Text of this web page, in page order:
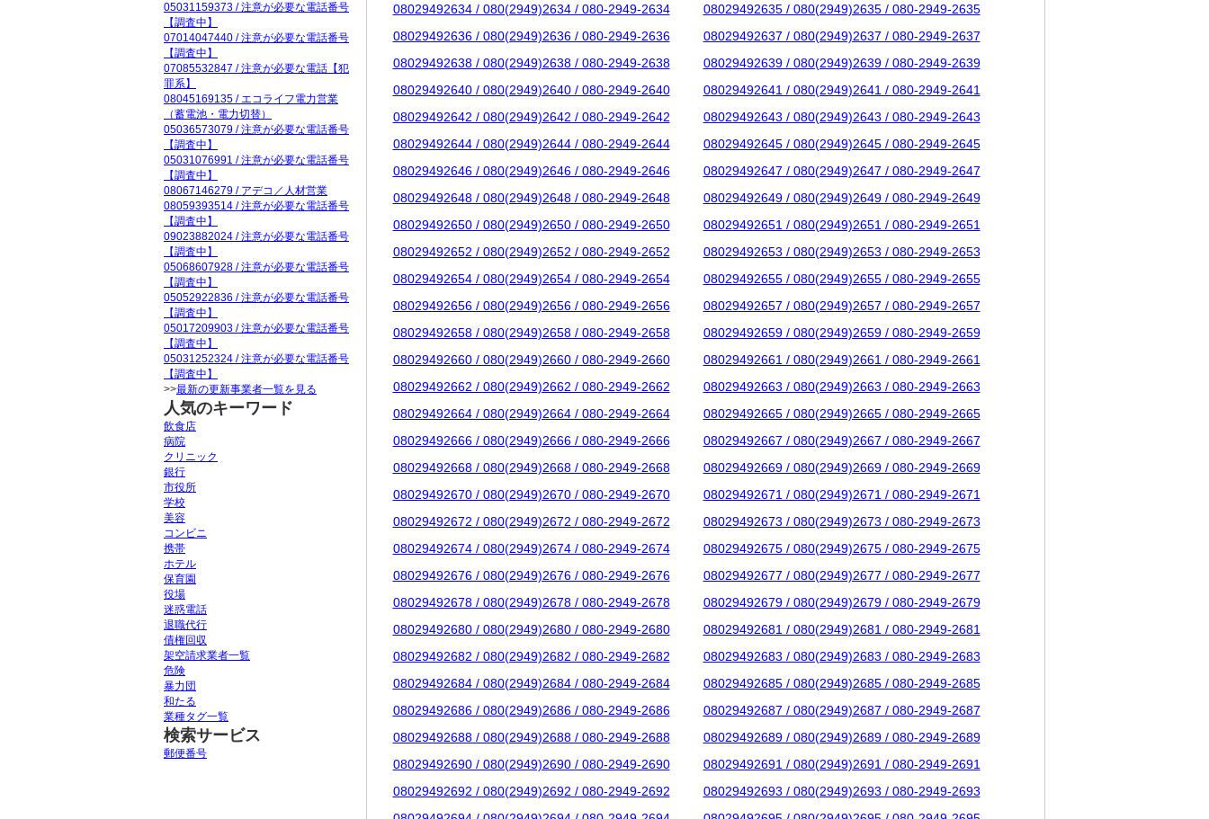
08029492634 / 080(2949)2634 / 080-2949-2634
08029492635 / 080(2949)2635 / 080-2949-2635
08029492636 / 080(2949)2636 / 080-2949-2636
08029492637 / 080(2949)2637 / 080-2949-2637
08029492638 / 080(2949)2638 / 080-2949-2638
08029492639 / 080(2949)2639 / 080-2949-2639
08029492640 / 080(2949)2640 / 080-2949-2640
08029492641 / 080(2949)2641 / 080-2949-2641
08029492642 / 080(2949)2642 / 080-2949-2642
08029492643 / 080(2949)2643 / 080-2949-2643
08029492644 / 080(2949)2644 / 080-2949-2644
08029492645 / 080(2949)2645 / 080-2949-2645
08029492646 / 080(2949)2646 / 080-2949-2646
08029492647 / 080(2949)2647 / 080-2949-2647
08029492648 / 080(2949)2648 / 080-2949-2648
08029492649 / 080(2949)2649 / 080-2949-2649
08029492650 / 080(2949)2650 / 080-2949-2650
08029492651 / 080(2949)2651 / 080-2949-2651
08029492652 / 080(2949)2652 / 080-2949-2652
08029492653 / 080(2949)2653 / 080-2949-2653
08029492654 / 080(2949)2654 / 080-2949-2654
08029492655 / 080(2949)2655 / 080-2949-2655
08029492656 / 080(2949)2656 / 080-2949-2656
08029492657 / 080(2949)2657 / 080-2949-2657
08029492658 / 080(2949)2658 / 080-2949-2658
08029492659 / 080(2949)2659 / 080-2949-2659
08029492660 / 080(2949)2660 / 080-2949-2660
08029492661 / 080(2949)2661 / 080-2949-2661
08029492662 / 080(2949)2662 / 080-2949-2662
08029492663 / 080(2949)2663 / 080-2949-2663
08029492664 / 080(2949)2664 / 080-2949-2664
08029492665 / 080(2949)2665 / 080-2949-2665
08029492666 / 080(2949)2666 / 080-2949-2666
08029492667 / 080(2949)2667 / 080-2949-2667
08029492668 / 080(2949)2668 / 080-2949-2668
08029492669 / 080(2949)2669 / 080-2949-2669
08029492670 / 080(2949)2670 / 080-2949-2670
08029492671 / 080(2949)2671 / 080-2949-2671
08029492672 / 080(2949)2672 / 080-2949-2672
08029492673 / 080(2949)2673 / 080-2949-2673
08029492674 / 080(2949)2674 / 080-2949-2674
08029492675 / 080(2949)2675 / 080-2949-2675
08029492676 / 080(2949)2676 / 080-2949-2676
08029492677 / 080(2949)2677 / 080-2949-2677
08029492678 / 080(2949)2678 / 080-2949-2678
08029492679 / 080(2949)2679 / 080-2949-2679
08029492680 / 080(2949)2680 / 080-2949-2680
08029492681 / 080(2949)2681 / 080-2949-2681
08029492682 / 080(2949)2682 / 080-2949-2682
08029492683 / 080(2949)2683 / 080-2949-2683
08029492684 / 080(2949)2684 / 080-2949-2684
08029492685 / 080(2949)2685 / 080-2949-2685
08029492686 / 080(2949)2686 / 080-2949-2686
08029492687 / 080(2949)2687 / 080-2949-2687
08029492688 / 080(2949)2688 / 080-2949-2688
08029492689 / 080(2949)2689 / 080-2949-2689
08029492690 / 080(2949)2690 / 080-2949-2690
08029492691 / 080(2949)2691 / 080-2949-2691
08029492692 / 080(2949)2692 / 080-2949-2692
08029492693 / 080(2949)2693 / 080-2949-2693
05031159373 / 注意が必要な電話番号
【調査中】
07014047440 / 注意が必要な電話番号
【調査中】
07085532847 / 注意が必要な電話【犯
罪系】
08045169135 / エコライフ電力営業
（蓄電池・電力切替）
05036573079 / 注意が必要な電話番号
【調査中】
05031076991 / 注意が必要な電話番号
【調査中】
08067146279 / アデコ／人材営業
08059393514 / 注意が必要な電話番号
【調査中】
09023882024 / 注意が必要な電話番号
【調査中】
05068607928 / 注意が必要な電話番号
【調査中】
05052922836 / 注意が必要な電話番号
【調査中】
05017209903 / 注意が必要な電話番号
【調査中】
05031252324 / 注意が必要な電話番号
【調査中】
>>最新の更新事業者一覧を見る
人気のキーワード
飲食店
病院
クリニック
銀行
市役所
学校
美容
コンビニ
携帯
ホテル
保育園
役場
迷惑電話
退職代行
債権回収
架空請求業者一覧
危険
暴力団
和たる
業種タグ一覧
検索サービス
郵便番号